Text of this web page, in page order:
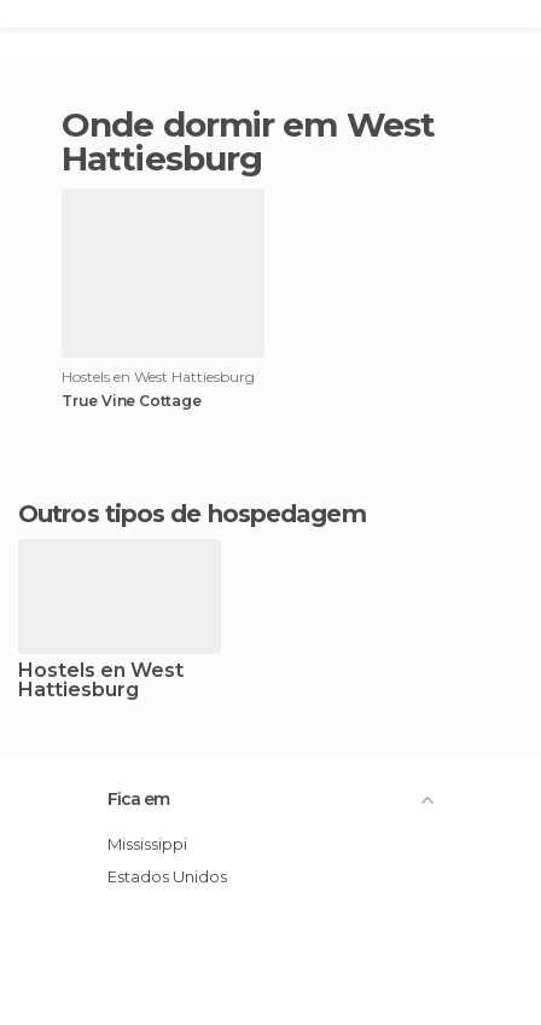
Onde dormir em West
Hattiesburg
Hostels en West Hattiesburg
True Vine Cottage
Outros tipos de hospedagem
Hostels en West
Hattiesburg
Fica em
Mississippi
Estados Unidos